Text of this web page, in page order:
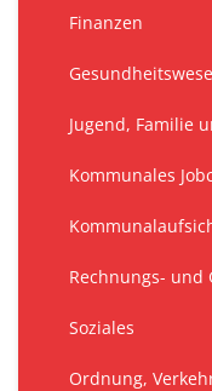
Finanzen
Jugend, Familie
Kommunales
Rechnungs-
Soziales
Ordnung,